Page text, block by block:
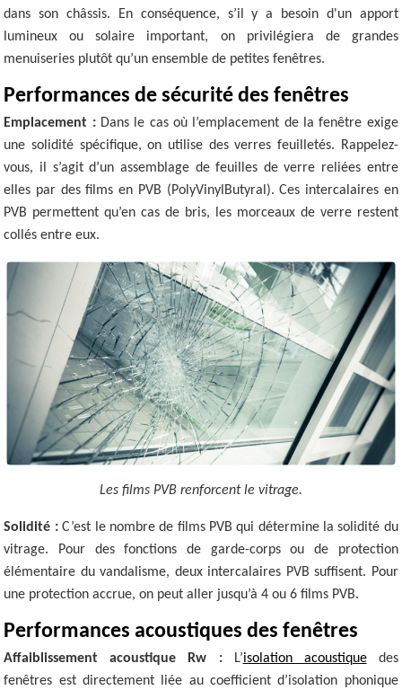
dans son châssis. En conséquence, s’il y a besoin d'un apport
lumineux ou solaire important, on privilégiera de grandes
menuiseries plutôt qu’un ensemble de petites fenêtres.
Performances de sécurité des fenêtres
Emplacement :Dans le cas où l’emplacement de la fenêtre exige
une solidité spécifique, on utilise des verres feuilletés. Rappelez-
vous, il s’agit d’un assemblage de feuilles de verre reliées entre
elles par des films en PVB (PolyVinylButyral). Ces intercalaires en
PVB permettent qu’en cas de bris, les morceaux de verre restent
collés entre eux.
Les films PVB renforcent le vitrage.
Solidité :C’est le nombre de films PVB qui détermine la solidité du
vitrage. Pour des fonctions de garde-corps ou de protection
élémentaire du vandalisme, deux intercalaires PVB suffisent. Pour
une protection accrue, on peut aller jusqu’à 4 ou 6 films PVB.
Performances acoustiques des fenêtres
Affaiblissement acoustique Rw :L’isolation acoustiquedes
fenêtres est directement liée au coefficient d’isolation phonique